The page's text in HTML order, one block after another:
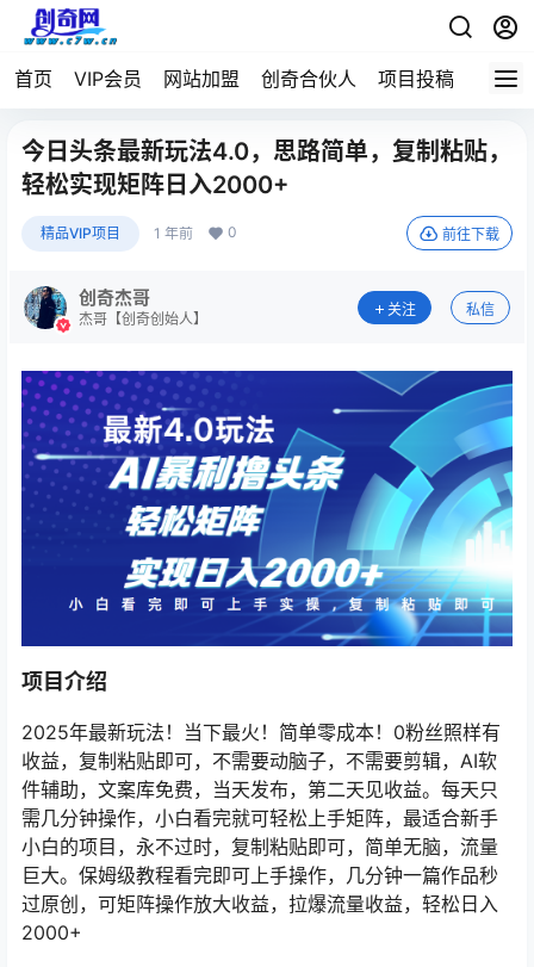
首页 VIP会员 网站加盟 创奇合伙人 项目投稿
今日头条最新玩法4.0，思路简单，复制粘贴，
轻松实现矩阵日入2000+
精品VIP项目 1 年前 0 前往下载
创奇杰哥
杰哥【创奇创始人】
关注 私信
项目介绍
2025年最新玩法！当下最火！简单零成本！0粉丝照样有
收益，复制粘贴即可，不需要动脑子，不需要剪辑，AI软
件辅助，文案库免费，当天发布，第二天见收益。每天只
需几分钟操作，小白看完就可轻松上手矩阵，最适合新手
小白的项目，永不过时，复制粘贴即可，简单无脑，流量
巨大。保姆级教程看完即可上手操作，几分钟一篇作品秒
过原创，可矩阵操作放大收益，拉爆流量收益，轻松日入
2000+